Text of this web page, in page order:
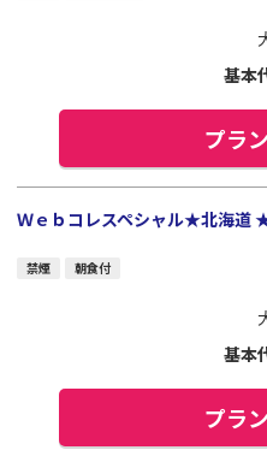
基本
プラ
Ｗｅｂコレスペシャル★北海道
禁煙 朝食付
基本
プラ